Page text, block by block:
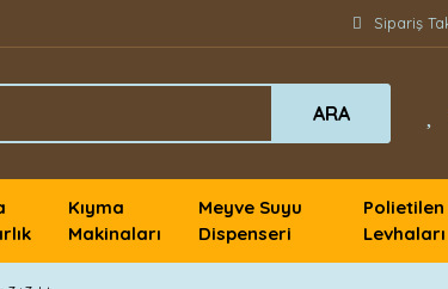
Sipariş
ARA
Kıyma
Makinaları
Meyve Suyu
Dispenseri
Polietilen
Levhaları